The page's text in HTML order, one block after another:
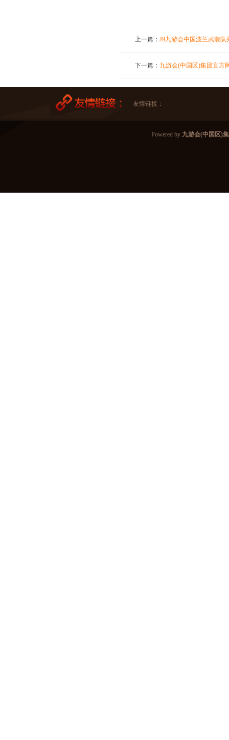
上一篇： J9九游会中国波兰武装
下一篇： 九游会(中国区)集团官方
友情链接：
Powered by 九游会(中国区)